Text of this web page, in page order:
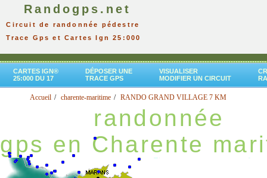
Randogps.net
Circuit de randonnée pédestre
Trace Gps et Cartes Ign 25:000
CARTES IGN®
25:000 DU 17
DÉPOSER UNE
TRACE GPS
VISUALISER
MODIFIER UN CIRCUIT
Accueil charente-maritime RANDO GRAND VILLAGE 7 KM
randonnée
gps en Charente